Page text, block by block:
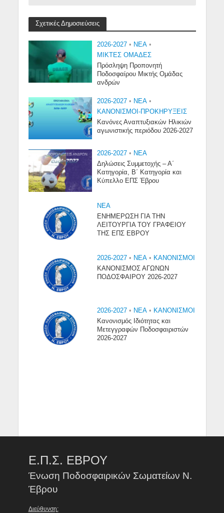
Σχετικές Δημοσιεύσεις
2026-2027 • NEA •
ΜΙΚΤΕΣ ΟΜΑΔΕΣ
Πρόσληψη Προπονητή
Ποδοσφαίρου Μικτής Ομάδας
ανδρών
2026-2027 • NEA •
ΚΑΝΟΝΙΣΜΟΙ-ΠΡΟΚΗΡΥΞΕΙΣ
Κανόνες Αναπτυξιακών Ηλικιών
αγωνιστικής περιόδου 2026-2027
2026-2027 • NEA
Δηλώσεις Συμμετοχής – Α΄
Κατηγορία, Β΄ Κατηγορία και
Κύπελλο ΕΠΣ Έβρου
NEA
ΕΝΗΜΕΡΩΣΗ ΓΙΑ ΤΗΝ
ΛΕΙΤΟΥΡΓΙΑ ΤΟΥ ΓΡΑΦΕΙΟΥ
ΤΗΣ ΕΠΣ ΕΒΡΟΥ
2026-2027 • NEA • ΚΑΝΟΝΙΣΜΟΙ
ΚΑΝΟΝΙΣΜΟΣ ΑΓΩΝΩΝ
ΠΟΔΟΣΦΑΙΡΟΥ 2026-2027
2026-2027 • NEA • ΚΑΝΟΝΙΣΜΟΙ
Κανονισμός Ιδιότητας και
Μετεγγραφών Ποδοσφαιριστών
2026-2027
Ε.Π.Σ. ΕΒΡΟΥ
Ένωση Ποδοσφαιρικών Σωματείων Ν.
Έβρου
Διεύθυνση: